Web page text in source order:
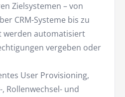
Zielsystemen – von
CRM-Systeme bis zu
werden automatisiert
vergeben oder
User Provisioning,
Rollenwechsel- und